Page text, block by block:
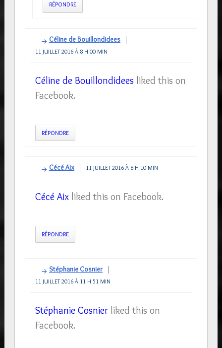
RÉPONDRE
Céline de Bouillondidees
11 JUILLET 2016 À 8 H 00 MIN
Céline de Bouillondidees liked this on
Facebook.
RÉPONDRE
Cécé Aix 11 JUILLET 2016 À 8 H 10 MIN
Cécé Aixliked this on Facebook.
RÉPONDRE
Stéphanie Cosnier
11 JUILLET 2016 À 11 H 51 MIN
Stéphanie Cosnierliked this on
Facebook.